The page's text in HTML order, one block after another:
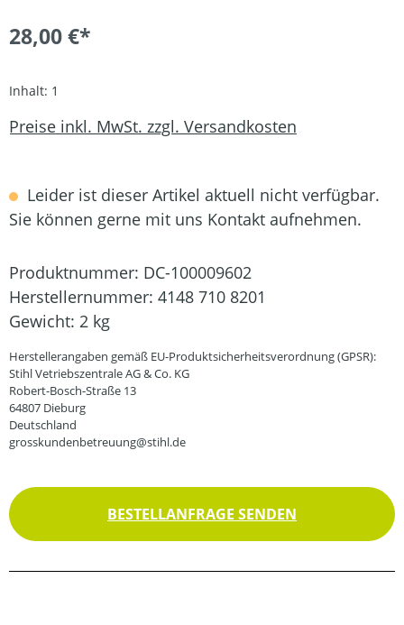
28,00 €*
Inhalt: 1
Preise inkl. MwSt. zzgl. Versandkosten
Leider ist dieser Artikel aktuell nicht verfügbar.
Sie können gerne mit uns Kontakt aufnehmen.
Produktnummer: DC-100009602
Herstellernummer: 4148 710 8201
Gewicht: 2 kg
Herstellerangaben gemäß EU-Produktsicherheitsverordnung (GPSR):
Stihl Vetriebszentrale AG & Co. KG
Robert-Bosch-Straße 13
64807 Dieburg
Deutschland
grosskundenbetreuung@stihl.de
BESTELLANFRAGE SENDEN